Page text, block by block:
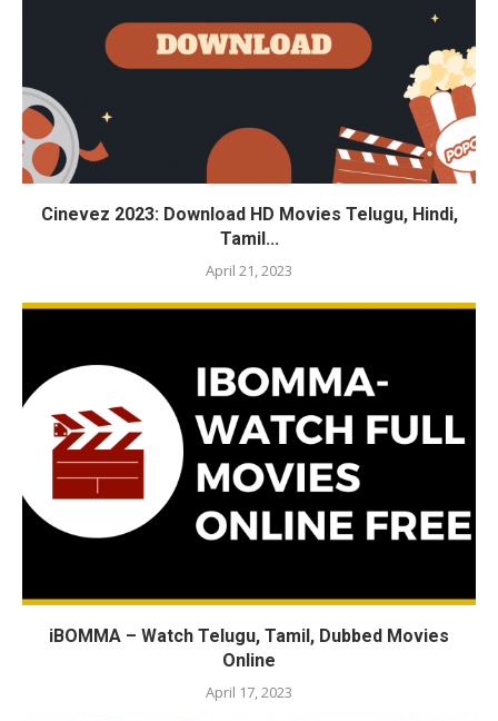
Cinevez 2023: Download HD Movies Telugu, Hindi,
Tamil...
April 21, 2023
iBOMMA – Watch Telugu, Tamil, Dubbed Movies
Online
April 17, 2023